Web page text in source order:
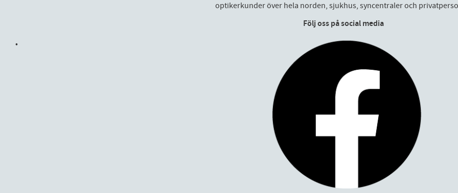
optikerkunder över hela norden, sjukhus, syncentraler och
Följ oss på social media